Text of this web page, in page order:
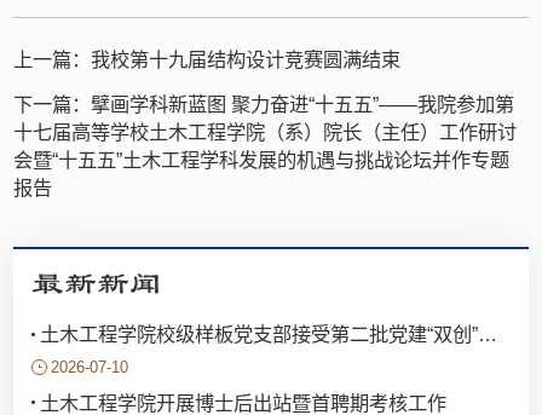
上一篇：我校第十九届结构设计竞赛圆满结束
下一篇：擘画学科新蓝图 聚力奋进“十五五”——我院参加第
十七届高等学校土木工程学院（系）院长（主任）工作研讨
会暨“十五五”土木工程学科发展的机遇与挑战论坛并作专题
报告
最新新闻
土木工程学院校级样板党支部接受第二批党建“双创”评估验收
2026-07-10
土木工程学院开展博士后出站暨首聘期考核工作